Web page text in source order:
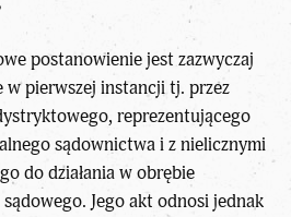
postanowienie jest zazwyczaj
w pierwszej instancji tj. przez
reprezentującego
sądownictwa i z nielicznymi
do działania w obrębie
Jego akt odnosi jednak